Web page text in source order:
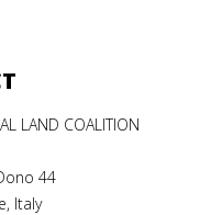
LAND COALITION
44
Italy